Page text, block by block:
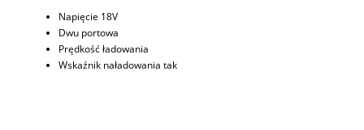
Napięcie 18V
Dwu portowa
Prędkość ładowania
Wskaźnik naładowania tak